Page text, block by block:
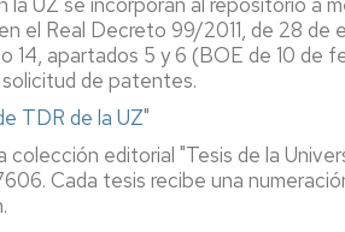
Bases
de
de
libros
(autorizado)
el Real Decreto 99/2011, de 28 de
14, apartados 5 y 6 (BOE de 10 de
de patentes.
TDR de la UZ"
editorial "Tesis de la
. Cada tesis recibe una